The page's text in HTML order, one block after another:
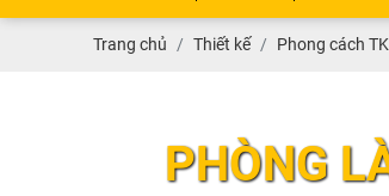
Trang chủ Thiết kế Phong cách TK
PHÒNG